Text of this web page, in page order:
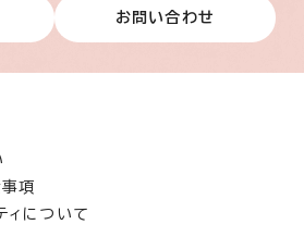
お問い合わせ
事項
ィについて